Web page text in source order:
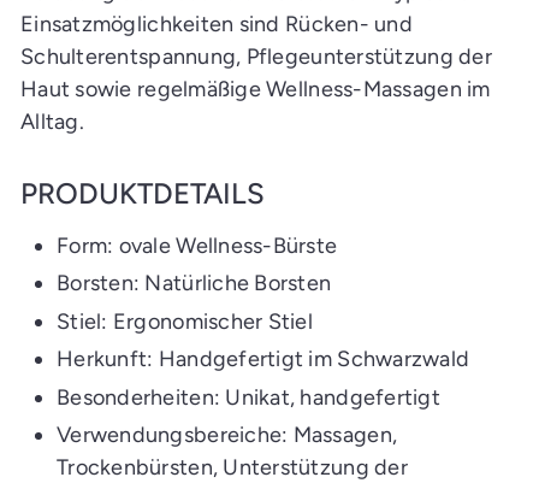
Einsatzmöglichkeiten sind Rücken- und
Schulterentspannung, Pflegeunterstützung der
Haut sowie regelmäßige Wellness-Massagen im
Alltag.
PRODUKTDETAILS
Form: ovale Wellness-Bürste
Borsten: Natürliche Borsten
Stiel: Ergonomischer Stiel
Herkunft: Handgefertigt im Schwarzwald
Besonderheiten: Unikat, handgefertigt
Verwendungsbereiche: Massagen,
Trockenbürsten, Unterstützung der